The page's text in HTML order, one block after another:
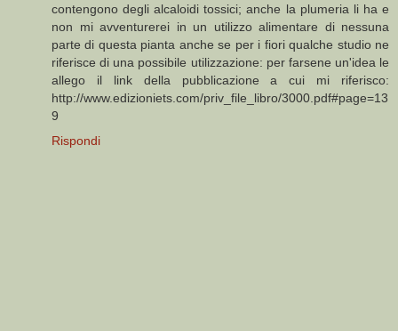
contengono degli alcaloidi tossici; anche la plumeria li ha e
non mi avventurerei in un utilizzo alimentare di nessuna
parte di questa pianta anche se per i fiori qualche studio ne
riferisce di una possibile utilizzazione: per farsene un'idea le
allego il link della pubblicazione a cui mi riferisco:
http://www.edizioniets.com/priv_file_libro/3000.pdf#page=13
9
Rispondi